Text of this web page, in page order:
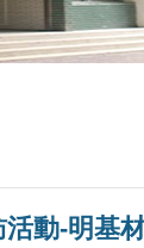
動-明基